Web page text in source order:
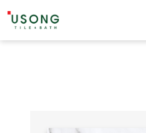
유송타일 & 바스